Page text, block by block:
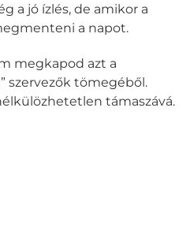
a jó ízlés, de amikor a
a napot.
megkapod azt a
szervezők tömegéből.
támaszává.